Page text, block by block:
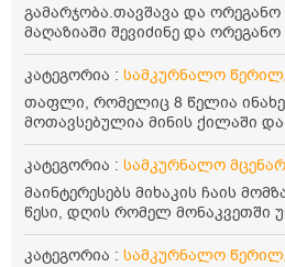
გამარჯობა.თავშავა და ორეგანო
მაღაზიაში შევიძინე და ორეგანო
დალევის წესი
წავიკითხე რომ: 1 ჭიქა თბილ
კოვზი დაქუცმაცებული და
გავაჩეროთ 10-15 წუთი,
მიზანი: ანტიოქსიდანტური და
თვისება. სწორია ეს
და ბრონქულ ასთმას თუ შველის
კატეგორია : სამკურნალო
თაფლი, რომელიც 8 წელია
მოთავსებულია მინის ქილაში
პლასტმასის სახურავით. ექნება
სასარგებლო თვისებები და
მირთმევა? გმადლობთ.
კატეგორია : სამკურნალო
მაინტერესებს მიხაკის ჩაის
წესი, დღის რომელ მონაკვეთში
არის სასარგებლო და
კატეგორია : სამკურნალო